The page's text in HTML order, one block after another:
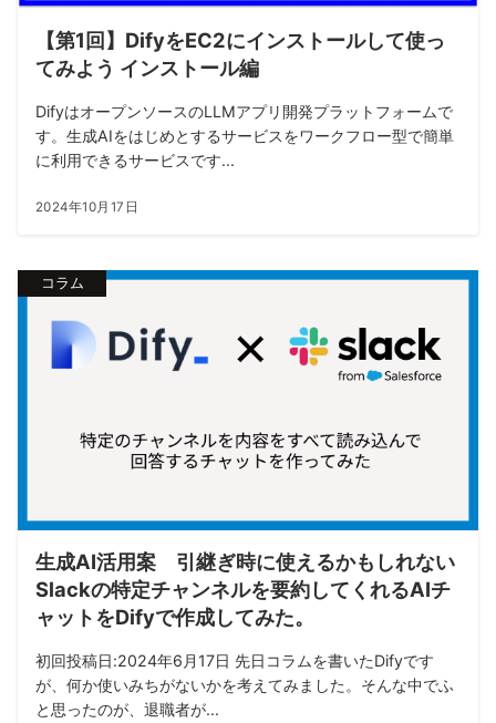
【第1回】DifyをEC2にインストールして使っ
てみよう インストール編
DifyはオープンソースのLLMアプリ開発プラットフォームで
す。生成AIをはじめとするサービスをワークフロー型で簡単
に利用できるサービスです...
2024年10月17日
コラム
生成AI活用案 引継ぎ時に使えるかもしれない
Slackの特定チャンネルを要約してくれるAIチ
ャットをDifyで作成してみた。
初回投稿日:2024年6月17日 先日コラムを書いたDifyです
が、何か使いみちがないかを考えてみました。そんな中でふ
と思ったのが、退職者が...